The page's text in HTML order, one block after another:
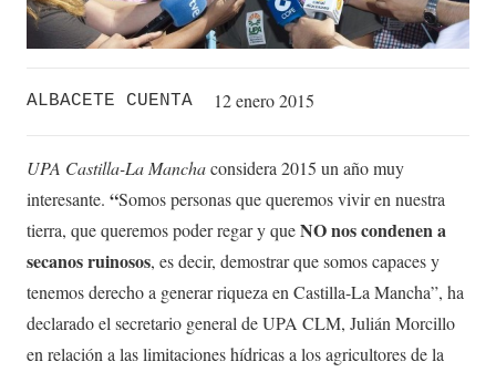
ALBACETE CUENTA 12 enero 2015
UPA Castilla-La Manchaconsidera 2015 un año muy
interesante. “Somos personas que queremos vivir en nuestra
tierra, que queremos poder regar y queNO nos condenen a
secanos ruinosos, es decir, demostrar que somos capaces y
tenemos derecho a generar riqueza en Castilla-La Mancha”, ha
declarado el secretario general de UPA CLM, Julián Morcillo
en relación a las limitaciones hídricas a los agricultores de la